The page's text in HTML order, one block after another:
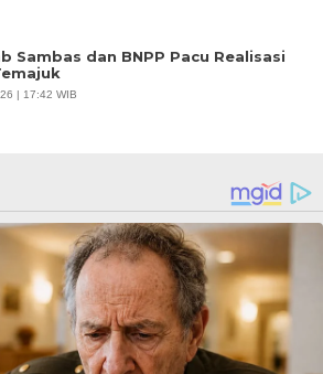
Sambas dan BNPP Pacu Realisasi
| 17:42 WIB